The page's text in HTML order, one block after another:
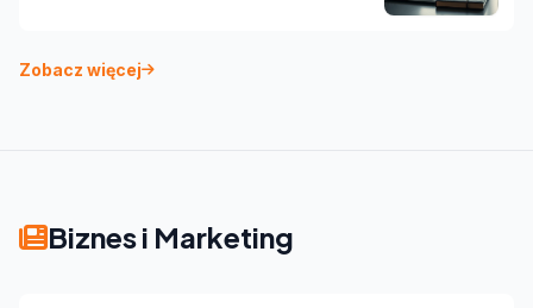
Zobacz więcej
Biznes i Marketing